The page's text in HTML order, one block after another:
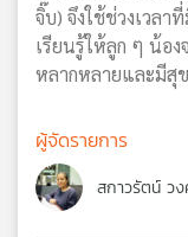
ข่าย
จิ๊บ) จึงใช้ช่วงเวลา
เรียนรู้ให้ลูก ๆ น้อง
หลากหลายและมีสุ
ผู้จัดรายการ
สกาวรัตน์ ว